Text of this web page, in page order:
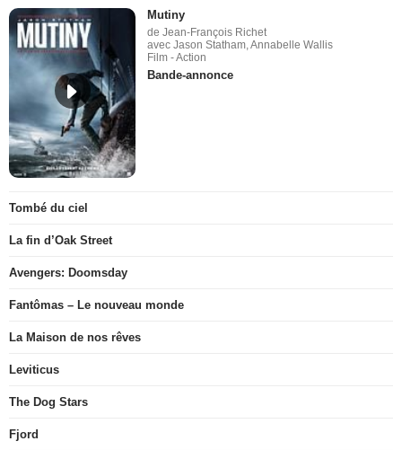
Mutiny
de Jean-François Richet
avec Jason Statham, Annabelle Wallis
Film - Action
Bande-annonce
Tombé du ciel
La fin d’Oak Street
Avengers: Doomsday
Fantômas – Le nouveau monde
La Maison de nos rêves
Leviticus
The Dog Stars
Fjord